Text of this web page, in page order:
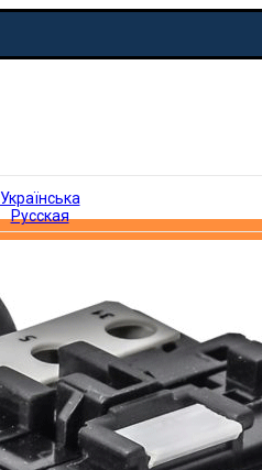
Українська
Русская